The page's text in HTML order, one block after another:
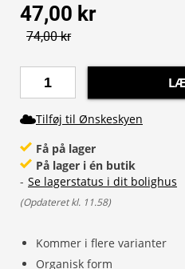
Kommer i flere varianter
Organisk form
47,00 kr
74,00 kr
Tilføj til Ønskeskyen
Få på lager
På lager i én butik
- Se lagerstatus i dit bolighus
(Opdateret kl. 11.58)